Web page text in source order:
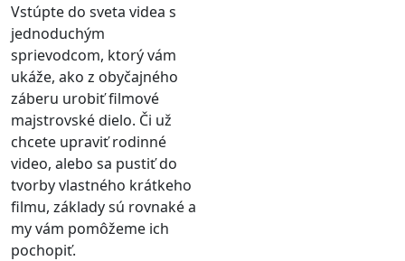
Vstúpte do sveta videa s
jednoduchým
sprievodcom, ktorý vám
ukáže, ako z obyčajného
záberu urobiť filmové
majstrovské dielo. Či už
chcete upraviť rodinné
video, alebo sa pustiť do
tvorby vlastného krátkeho
filmu, základy sú rovnaké a
my vám pomôžeme ich
pochopiť.